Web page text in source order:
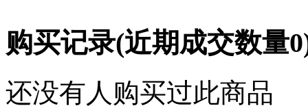
购买记录(近期成交数量0
还没有人购买过此商品